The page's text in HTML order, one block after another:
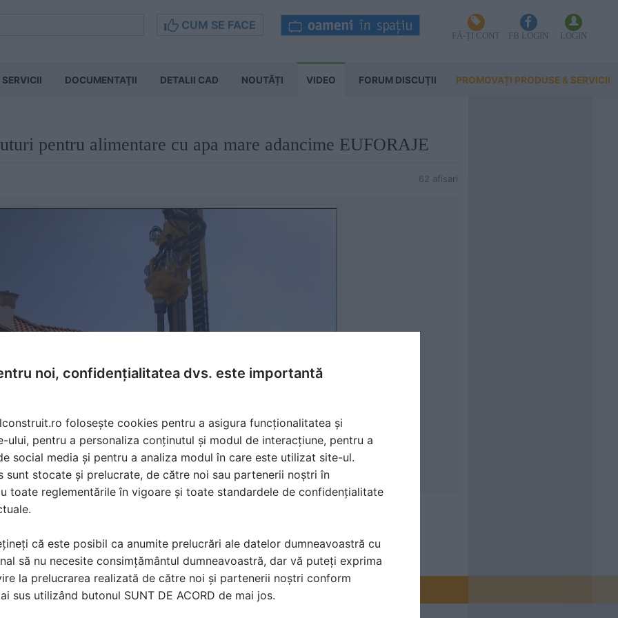
CUM SE FACE
FĂ-ȚI CONT FB LOGIN LOGIN
SERVICII DOCUMENTAŢII DETALII CAD NOUTĂȚI VIDEO FORUM DISCUŢII PROMOVAȚI PRODUSE & SERVICII
pentru alimentare cu apa mare adancime EUFORAJE
62 afisari
produsele și serviciile pe SpatiulConstruit.ro!
noi, confidențialitatea dvs. este importantă
folosește cookies pentru a asigura funcționalitatea și
ului, pentru a personaliza conținutul și modul de interacțiune, pentru a
social media și pentru a analiza modul în care este utilizat site-ul.
sunt stocate și prelucrate, de către noi sau partenerii noștri în
toate reglementările în vigoare și toate standardele de confidențialitate
că este posibil ca anumite prelucrări ale datelor dumneavoastră cu
să nu necesite consimțământul dumneavoastră, dar vă puteți exprima
la prelucrarea realizată de către noi și partenerii noștri conform
sus utilizând butonul SUNT DE ACORD de mai jos.